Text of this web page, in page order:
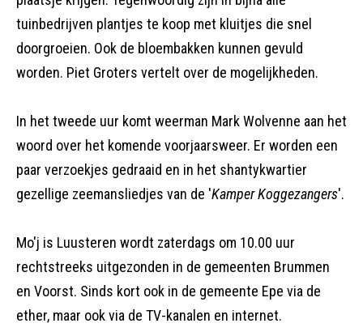
tuinbedrijven plantjes te koop met kluitjes die snel
doorgroeien. Ook de bloembakken kunnen gevuld
worden. Piet Groters vertelt over de mogelijkheden.
In het tweede uur komt weerman Mark Wolvenne aan het
woord over het komende voorjaarsweer. Er worden een
paar verzoekjes gedraaid en in het shantykwartier
gezellige zeemansliedjes van de 'Kamper Koggezangers'.
Mo'j is Luusteren wordt zaterdags om 10.00 uur
rechtstreeks uitgezonden in de gemeenten Brummen
en Voorst. Sinds kort ook in de gemeente Epe via de
ether, maar ook via de TV-kanalen en internet.